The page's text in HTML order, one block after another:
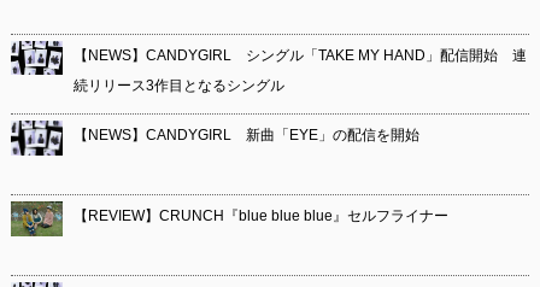
【NEWS】CANDYGIRL シングル「TAKE MY HAND」配信開始 連
続リリース3作目となるシングル
【NEWS】CANDYGIRL 新曲「EYE」の配信を開始
【REVIEW】CRUNCH『blue blue blue』セルフライナー